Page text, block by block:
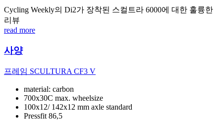
Cycling Weekly의 Di2가 장착된 스컬트라 6000에 대한 훌륭한
리뷰
read more
사양
프레임 SCULTURA CF3 V
material: carbon
700x30C max. wheelsize
100x12/ 142x12 mm axle standard
Pressfit 86,5